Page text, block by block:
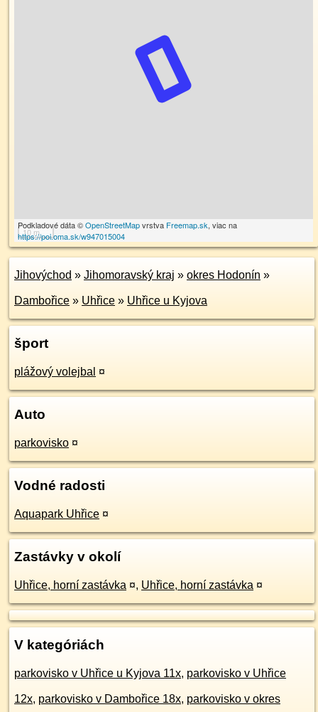
10 m
Podkladové dáta ©OpenStreetMapvrstva Freemap.sk, viac na
https://poi.oma.sk/w947015004
Jihovýchod » Jihomoravský kraj » okres Hodonín »
Dambořice » Uhřice » Uhřice u Kyjova
šport
plážový volejbal ¤
Auto
parkovisko ¤
Vodné radosti
Aquapark Uhřice ¤
Zastávky v okolí
Uhřice, horní zastávka ¤, Uhřice, horní zastávka ¤
V kategóriách
parkovisko v Uhřice u Kyjova 11x, parkovisko v Uhřice
12x, parkovisko v Dambořice 18x, parkovisko v okres